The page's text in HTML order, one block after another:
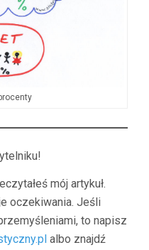
mój artykuł.
oczekiwania. Jeśli
to napisz
albo znajdź